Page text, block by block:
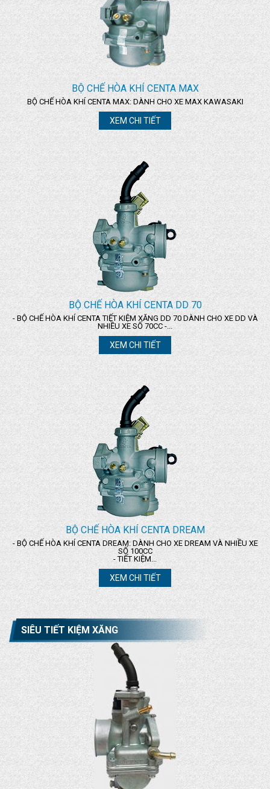
BỘ CHẾ HÒA KHÍ CENTA MAX
BỘ CHẾ HÒA KHÍ CENTA MAX: DÀNH CHO XE MAX KAWASAKI
XEM CHI TIẾT
BỘ CHẾ HÒA KHÍ CENTA DD 70
- BỘ CHẾ HÒA KHÍ CENTA TIẾT KIỆM XĂNG DD 70 DÀNH CHO XE DD VÀ
NHIỀU XE SỐ 70CC -...
XEM CHI TIẾT
BỘ CHẾ HÒA KHÍ CENTA DREAM
- BỘ CHẾ HÒA KHÍ CENTA DREAM: DÀNH CHO XE DREAM VÀ NHIỀU XE
SỐ 100CC
- TIẾT KIỆM...
XEM CHI TIẾT
SIÊU TIẾT KIỆM XĂNG